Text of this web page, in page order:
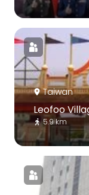
Taiwan
Leofoo
5.9 km